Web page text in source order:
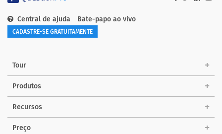
Central de ajuda Bate-papo ao vivo
CADASTRE-SE GRATUITAMENTE
Tour
Produtos
Recursos
Preço